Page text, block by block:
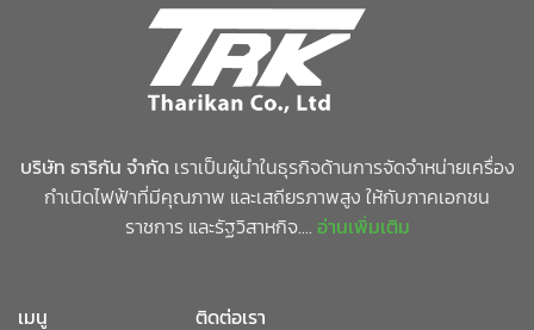
บริษัท ธาริกัน จำกัดเราเป็นผู้นำในธุรกิจด้านการจัดจำหน่ายเครื่อง
กำเนิดไฟฟ้าที่มีคุณภาพ และเสถียรภาพสูง ให้กับภาคเอกชน
ราชการ และรัฐวิสาหกิจ.... อ่านเพิ่มเติม
เมนู
ติดต่อเรา